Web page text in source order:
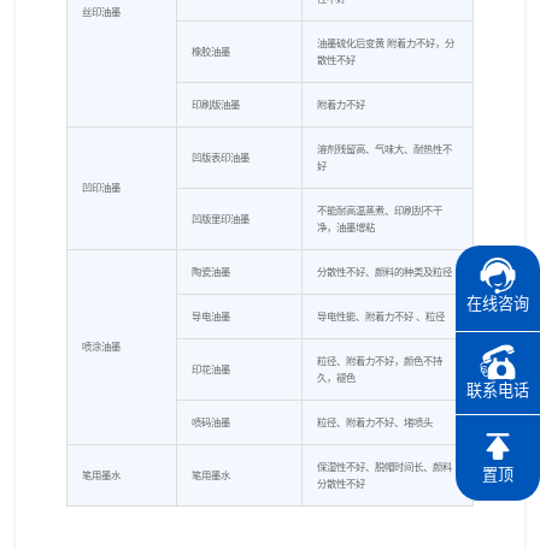
在线咨询
联系电话
置顶
丝印油墨
橡胶油墨
油墨硫化后变黄 附着力不好，分
散性不好
印刷版油墨 附着力不好
凹印油墨
凹版表印油墨
溶剂残留高、气味大、耐热性不
好
凹版里印油墨
不能耐高温蒸煮、印刷刮不干
净，油墨增粘
喷涂油墨
陶瓷油墨 分散性不好、颜料的种类及粒径
导电油墨 导电性能、附着力不好 、粒径
印花油墨
粒径、附着力不好，颜色不持
久，褪色
喷码油墨 粒径、附着力不好、堵喷头
笔用墨水 笔用墨水
保湿性不好、脱帽时间长、颜料
分散性不好